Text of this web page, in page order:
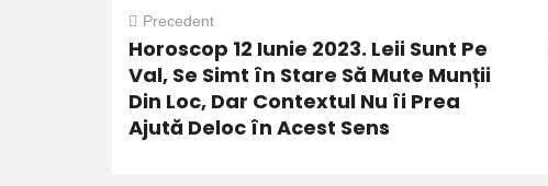
Precedent
Horoscop 12 Iunie 2023. Leii Sunt Pe
Val, Se Simt în Stare Să Mute Munții
Din Loc, Dar Contextul Nu îi Prea
Ajută Deloc în Acest Sens